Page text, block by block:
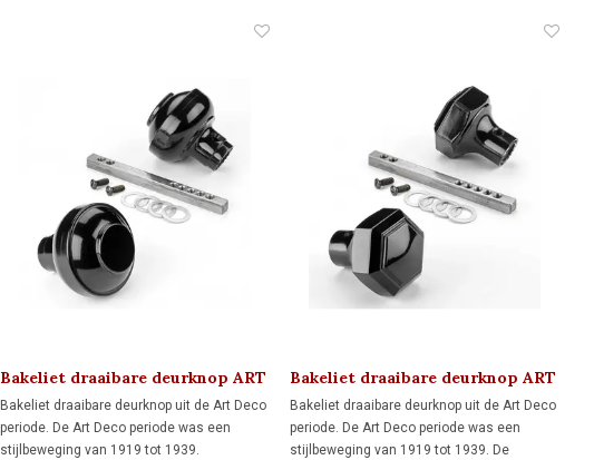
Bakeliet draaibare deurknop ART
DECO 1920
Bakeliet draaibare deurknop uit de Art Deco
periode. De Art Deco periode was een
stijlbeweging van 1919 tot 1939.
Bakeliet draaibare deurknop ART
DECO 1920
Bakeliet draaibare deurknop uit de Art Deco
periode. De Art Deco periode was een
stijlbeweging van 1919 tot 1939. De